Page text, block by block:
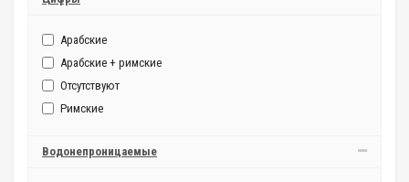
Арабские
Арабские + римские
Отсутствуют
Римские
Водонепроницаемые